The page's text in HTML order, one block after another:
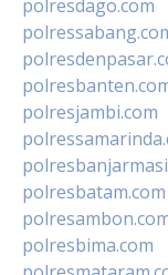
polresdago.com
polresjambi.com
polresbatam.com
polresbima.com